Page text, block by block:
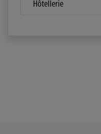
Hôtellerie